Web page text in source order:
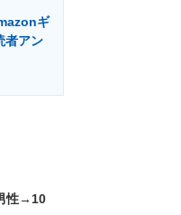
ギ
者アン
性→10